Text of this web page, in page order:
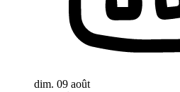
dim. 09 août